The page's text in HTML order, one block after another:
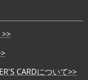
CARDについて>>